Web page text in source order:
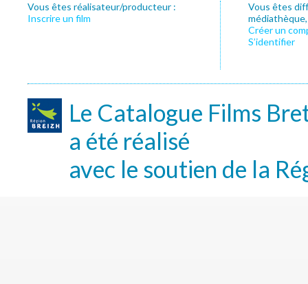
Vous êtes réalisateur/producteur :
Inscrire un film
Vous êtes
Créer un
S’identifier
Le Catalogue Films
a été réalisé
avec le soutien de la